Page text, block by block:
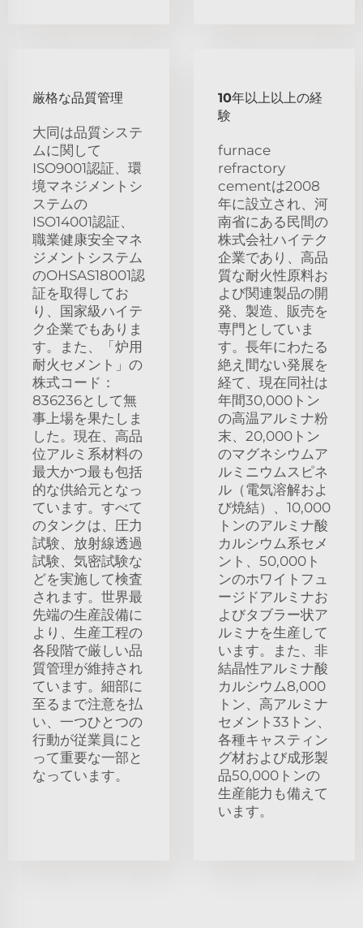
厳格な品質管理
大同は品質システ
ムに関して
ISO9001認証、環
境マネジメントシ
ステムの
ISO14001認証、
職業健康安全マネ
ジメントシステム
のOHSAS18001認
証を取得してお
り、国家級ハイテ
ク企業でもありま
す。また、「炉用
耐火セメント」の
株式コード：
836236として無
事上場を果たしま
した。現在、高品
位アルミ系材料の
最大かつ最も包括
的な供給元となっ
ています。すべて
のタンクは、圧力
試験、放射線透過
試験、気密試験な
どを実施して検査
されます。世界最
先端の生産設備に
より、生産工程の
各段階で厳しい品
質管理が維持され
ています。細部に
至るまで注意を払
い、一つひとつの
行動が従業員にと
って重要な一部と
なっています。
10年以上以上の経
験
furnace
refractory
cementは2008
年に設立され、河
南省にある民間の
株式会社ハイテク
企業であり、高品
質な耐火性原料お
よび関連製品の開
発、製造、販売を
専門としていま
す。長年にわたる
絶え間ない発展を
経て、現在同社は
年間30,000トン
の高温アルミナ粉
末、20,000トン
のマグネシウムア
ルミニウムスピネ
ル（電気溶解およ
び焼結）、10,000
トンのアルミナ酸
カルシウム系セメ
ント、50,000ト
ンのホワイトフュ
ージドアルミナお
よびタブラー状ア
ルミナを生産して
います。また、非
結晶性アルミナ酸
カルシウム8,000
トン、高アルミナ
セメント33トン、
各種キャスティン
グ材および成形製
品50,000トンの
生産能力も備えて
います。